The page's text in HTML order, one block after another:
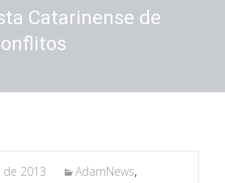
Catarinense de
2013 AdamNews,